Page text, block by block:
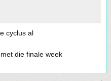
cyclus al
die finale week